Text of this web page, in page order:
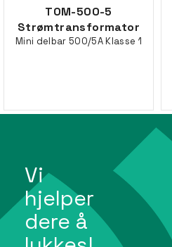
TOM-500-5
Strømtransformator
Mini delbar 500/5A Klasse 1
Vi
hjelper
dere å